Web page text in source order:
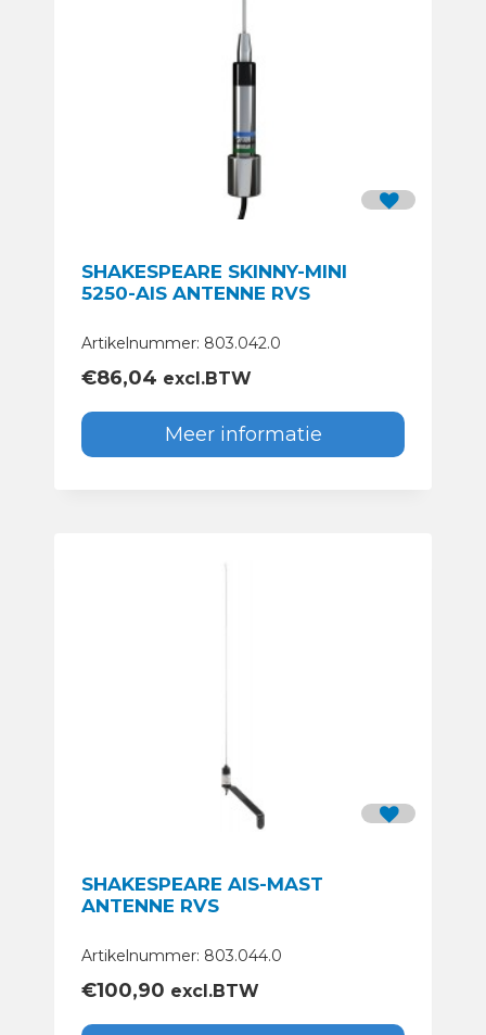
SHAKESPEARE SKINNY-MINI
5250-AIS ANTENNE RVS
Artikelnummer: 803.042.0
€86,04 excl.BTW
Meer informatie
SHAKESPEARE AIS-MAST
ANTENNE RVS
Artikelnummer: 803.044.0
€100,90 excl.BTW